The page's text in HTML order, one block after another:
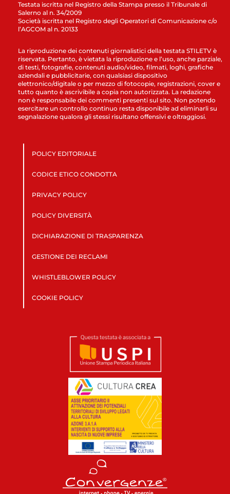
Testata iscritta nel Registro della Stampa presso il Tribunale di
Salerno al n. 34/2009
Società iscritta nel Registro degli Operatori di Comunicazione c/o
l’AGCOM al n. 20133
La riproduzione dei contenuti giornalistici della testata STILETV è
riservata. Pertanto, è vietata la riproduzione e l’uso, anche parziale,
di testi, fotografie, contenuti audio/video, filmati, loghi, grafiche
aziendali e pubblicitarie, con qualsiasi dispositivo
elettronico/digitale o per mezzo di fotocopie, registrazioni, cover e
tutto quanto è ascrivibile a copia non autorizzata. La redazione
non è responsabile dei commenti presenti sul sito. Non potendo
esercitare un controllo continuo resta disponibile ad eliminarli su
segnalazione qualora gli stessi risultano offensivi e oltraggiosi.
POLICY EDITORIALE
CODICE ETICO CONDOTTA
PRIVACY POLICY
POLICY DIVERSITÀ
DICHIARAZIONE DI TRASPARENZA
GESTIONE DEI RECLAMI
WHISTLEBLOWER POLICY
COOKIE POLICY